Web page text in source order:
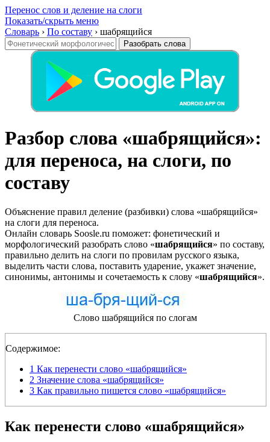
Перенос слов и деление на слоги
Показать/скрыть меню
Словарь › По составу › шабрящийся
Разобрать слова
Разбор слова «шабрящийся»:
для переноса, на слоги, по
составу
Объяснение правил деление (разбивки) слова «шабрящийся»
на слоги для переноса.
Онлайн словарь Soosle.ru поможет: фонетический и
морфологический разобрать слово «шабрящийся» по составу,
правильно делить на слоги по провилам русского языка,
выделить части слова, поставить ударение, укажет значение,
синонимы, антонимы и сочетаемость к слову «шабрящийся».
Слово шабрящийся по слогам
Содержимое:
1 Как перенести слово «шабрящийся»
2 Значение слова «шабрящийся»
3 Как правильно пишется слово «шабрящийся»
Как перенести слово «шабрящийся»